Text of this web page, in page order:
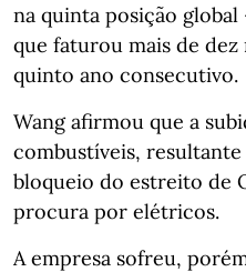
na quinta posição
que faturou mais de
quinto ano consecutivo.
Wang afirmou que a
combustíveis,
bloqueio do estreito de
procura por elétricos.
A empresa sofreu,